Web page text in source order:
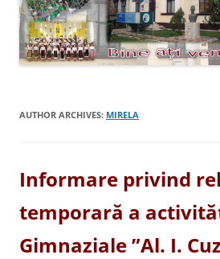
AUTHOR ARCHIVES: MIRELA
Informare privind
temporară a
Gimnaziale ”Al. I.